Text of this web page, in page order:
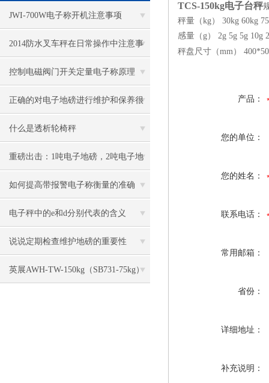
JWI-700W电子称开机注意事项
2014防水叉车秤在日常操作中注意事
项
控制电磁阀门开关定量电子称原理
正确的对电子地磅进行维护和保养很
有必要
什么是透析轮椅秤
重磅出击：1吨电子地磅，2吨电子地
磅秤，3吨地磅低价狂甩
如何提高带报警电子称衡量的准确
度？
电子秤中的e和d分别代表的含义
说说定期检查维护地磅的重要性
英展AWH-TW-150kg（SB731-75kg）
TCS-150kg电子台秤
秤量（kg） 30kg 60kg
感量（g） 2g 5g 5g 10g
秤盘尺寸（mm）
产品：
您的单位：
您的姓名：
联系电话：
常用邮箱：
省份：
详细地址：
补充说明：